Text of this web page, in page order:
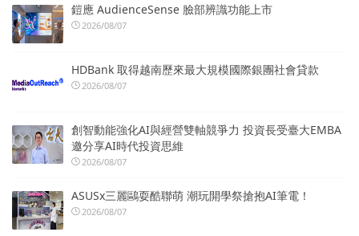
鎧應 AudienceSense 臉部辨識功能上市
2026/08/07
HDBank 取得越南歷來最大規模國際銀團社會貸款
2026/08/07
創智動能強化AI與經營雙軸競爭力 投資長受臺大EMBA
邀分享AI時代投資思維
2026/08/07
ASUSx三麗鷗耍酷聯萌 潮玩開學祭搶抱AI筆電！
2026/08/07